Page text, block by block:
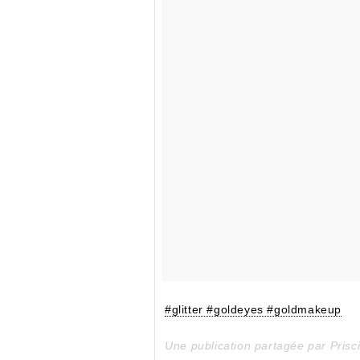
#glitter #goldeyes #goldmakeup
Une publication partagée par